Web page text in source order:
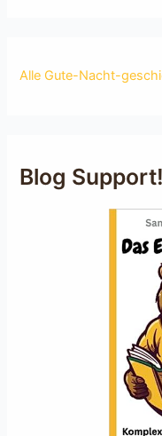
Alle Gute-Nacht-
Blog Support!